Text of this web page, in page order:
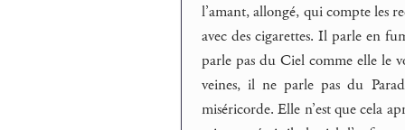
l’amant, allongé, qui compte les
avec des cigarettes. Il parle en
parle pas du Ciel comme elle le
veines, il ne parle pas du
miséricorde. Elle n’est que cela